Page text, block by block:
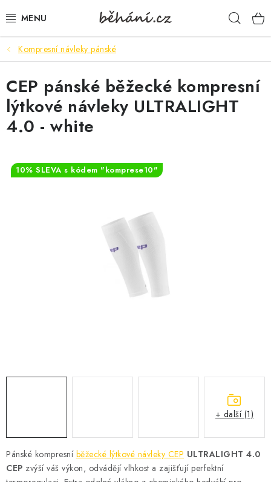
na
BOTY PÁNSKÉ
BOTY DÁMSKÉ
PÁNSKÉ OBLEČENÍ
DOPLŇKY
NOVINKY
Kompresní návleky pánské
Pánské kompresní běžecké lýtkové návleky CEP ULTRALIGHT 4.0
CEP zvýší váš výkon, odvádějí vlhkost a zajišťují perfektní
CEP pánské běžecké kompresní
lýtkové návleky ULTRALIGHT
4.0 - white
10% SLEVA s kódem "komprese10"
+ další (1)